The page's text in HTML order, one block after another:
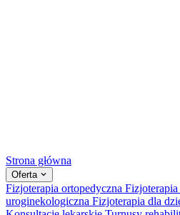
Strona główna
Oferta
Fizjoterapia ortopedyczna
uroginekologiczna Fizjoterapia dla